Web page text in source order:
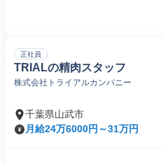
正社員
TRIALの精肉スタッフ
株式会社トライアルカンパニー
千葉県山武市
月給24万6000円～31万円